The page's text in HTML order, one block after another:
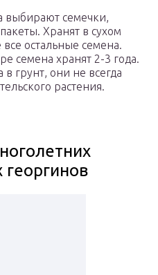
выбирают семечки,
Хранят в сухом
остальные семена.
семена хранят 2-3 года.
грунт, они не всегда
растения.
георгинов